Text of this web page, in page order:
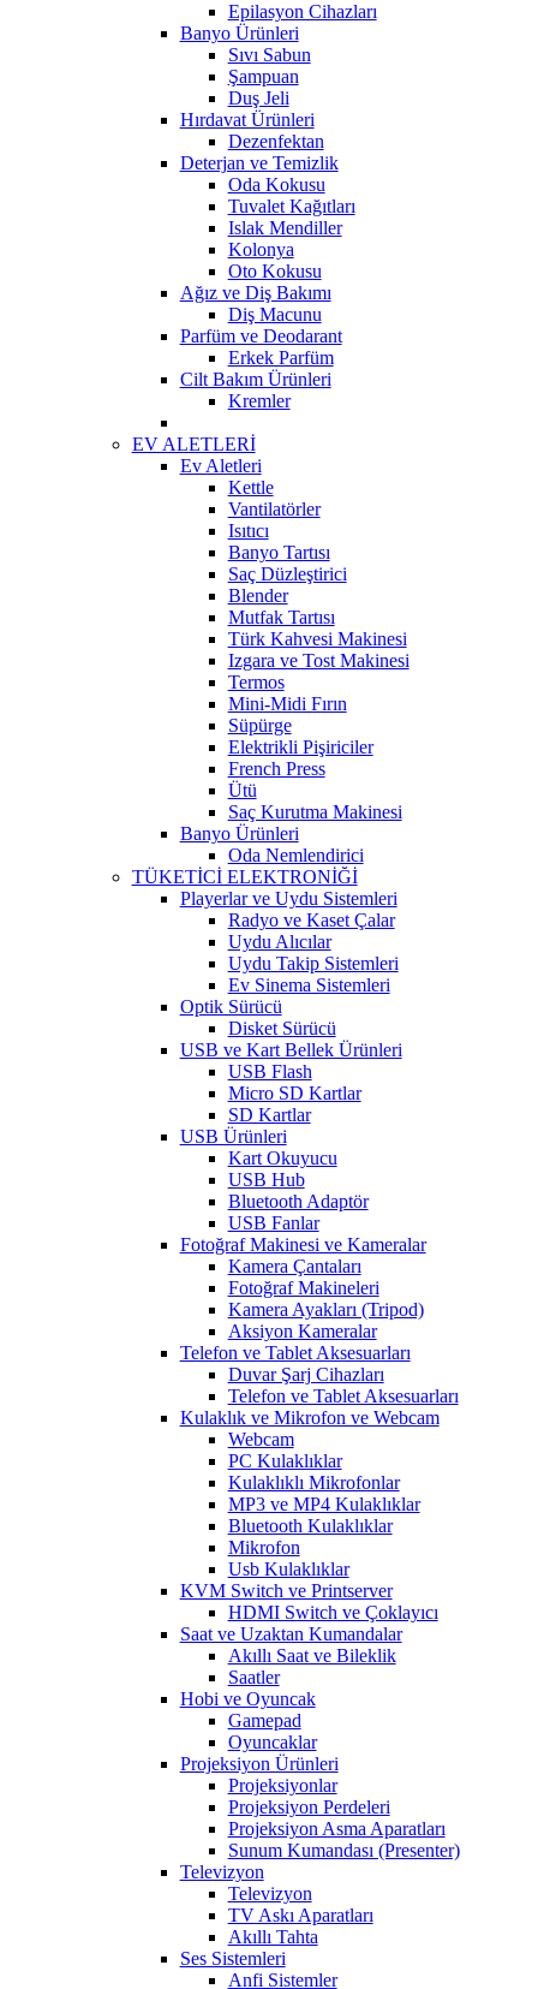
Epilasyon Cihazları
Banyo Ürünleri
Sıvı Sabun
Şampuan
Duş Jeli
Hırdavat Ürünleri
Dezenfektan
Deterjan ve Temizlik
Oda Kokusu
Tuvalet Kağıtları
Islak Mendiller
Kolonya
Oto Kokusu
Ağız ve Diş Bakımı
Diş Macunu
Parfüm ve Deodarant
Erkek Parfüm
Cilt Bakım Ürünleri
Kremler
EV ALETLERİ
Ev Aletleri
Kettle
Vantilatörler
Isıtıcı
Banyo Tartısı
Saç Düzleştirici
Blender
Mutfak Tartısı
Türk Kahvesi Makinesi
Izgara ve Tost Makinesi
Termos
Mini-Midi Fırın
Süpürge
Elektrikli Pişiriciler
French Press
Ütü
Saç Kurutma Makinesi
Banyo Ürünleri
Oda Nemlendirici
TÜKETİCİ ELEKTRONİĞİ
Playerlar ve Uydu Sistemleri
Radyo ve Kaset Çalar
Uydu Alıcılar
Uydu Takip Sistemleri
Ev Sinema Sistemleri
Optik Sürücü
Disket Sürücü
USB ve Kart Bellek Ürünleri
USB Flash
Micro SD Kartlar
SD Kartlar
USB Ürünleri
Kart Okuyucu
USB Hub
Bluetooth Adaptör
USB Fanlar
Fotoğraf Makinesi ve Kameralar
Kamera Çantaları
Fotoğraf Makineleri
Kamera Ayakları (Tripod)
Aksiyon Kameralar
Telefon ve Tablet Aksesuarları
Duvar Şarj Cihazları
Telefon ve Tablet Aksesuarları
Kulaklık ve Mikrofon ve Webcam
Webcam
PC Kulaklıklar
Kulaklıklı Mikrofonlar
MP3 ve MP4 Kulaklıklar
Bluetooth Kulaklıklar
Mikrofon
Usb Kulaklıklar
KVM Switch ve Printserver
HDMI Switch ve Çoklayıcı
Saat ve Uzaktan Kumandalar
Akıllı Saat ve Bileklik
Saatler
Hobi ve Oyuncak
Gamepad
Oyuncaklar
Projeksiyon Ürünleri
Projeksiyonlar
Projeksiyon Perdeleri
Projeksiyon Asma Aparatları
Sunum Kumandası (Presenter)
Televizyon
Televizyon
TV Askı Aparatları
Akıllı Tahta
Ses Sistemleri
Anfi Sistemler